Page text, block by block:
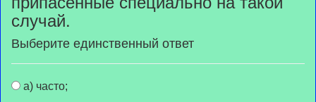
случай.
Выберите единственный ответ
а) часто;